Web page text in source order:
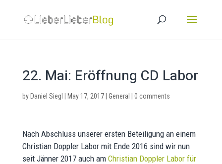
22. Mai: Eröffnung CD Labor
by Daniel Siegl May 17, 2017| General 0 comments
Nach Abschluss unserer ersten Beteiligung an einem
Christian Doppler Labor mit Ende 2016 sind wir nun
seit Jänner 2017 auch am Christian Doppler Labor für